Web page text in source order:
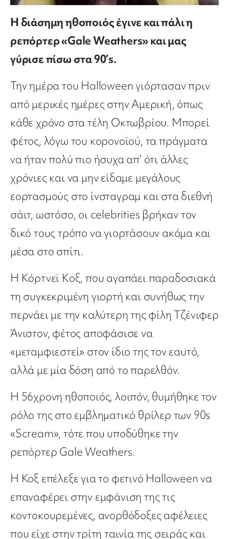
Η διάσημη ηθοποιός έγινε και πάλι η
ρεπόρτερ «Gale Weathers» και μας
γύρισε πίσω στα 90’s.
Την ημέρα του Halloween γιόρτασαν πριν
από μερικές ημέρες στην Αμερική, όπως
κάθε χρόνο στα τέλη Οκτωβρίου. Μπορεί
φέτος, λόγω του κορονοϊού, τα πράγματα
να ήταν πολύ πιο ήσυχα απ’ ότι άλλες
χρόνιες και να μην είδαμε μεγάλους
εορτασμούς στο ίνσταγραμ και στα διεθνή
σάιτ, ωστόσο, οι celebrities βρήκαν τον
δικό τους τρόπο να γιορτάσουν ακόμα και
μέσα στο σπίτι.
Η Κόρτνεϊ Κοξ, που αγαπάει παραδοσιακά
τη συγκεκριμένη γιορτή και συνήθως την
περνάει με την καλύτερη της φίλη Τζένιφερ
Άνιστον, φέτος αποφάσισε να
«μεταμφιεστεί» στον ίδιο της τον εαυτό,
αλλά με μία δόση από το παρελθόν.
Η 56χρονη ηθοποιός, λοιπόν, θυμήθηκε τον
ρόλο της στο εμβληματικό θρίλερ των 90s
«Scream», τότε που υποδύθηκε την
ρεπόρτερ Gale Weathers.
H Koξ επέλεξε για το φετινό Halloween να
επαναφέρει στην εμφάνιση της τις
κοντοκουρεμένες, ανορθόδοξες αφέλειες
που είχε στην τρίτη ταινία της σειράς και